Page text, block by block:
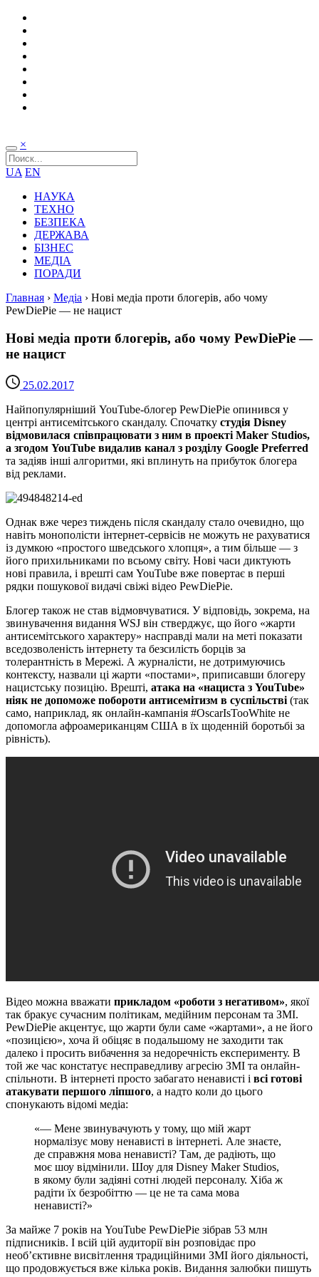
×
UA EN
НАУКА
ТЕХНО
БЕЗПЕКА
ДЕРЖАВА
БІЗНЕС
МЕДІА
ПОРАДИ
Главная › Медіа › Нові медіа проти блогерів, або чому
PewDiePie — не нацист
Нові медіа проти блогерів, або чому PewDiePie —
не нацист
25.02.2017
Найпопулярніший YouTube-блогер PewDiePie опинився у
центрі антисемітського скандалу. Спочатку студія Disney
відмовилася співпрацювати з ним в проекті Maker Studios,
а згодом YouTube видалив канал з розділу Google Preferred
та задіяв інші алгоритми, які вплинуть на прибуток блогера
від реклами.
Однак вже через тиждень після скандалу стало очевидно, що
навіть монополісти інтернет-сервісів не можуть не рахуватися
із думкою «простого шведського хлопця», а тим більше — з
його прихильниками по всьому світу. Нові часи диктують
нові правила, і врешті сам YouTube вже повертає в перші
рядки пошукової видачі свіжі відео PewDiePie.
Блогер також не став відмовчуватися. У відповідь, зокрема, на
звинувачення видання WSJ він стверджує, що його «жарти
антисемітського характеру» насправді мали на меті показати
вседозволеність інтернету та безсилість борців за
толерантність в Мережі. А журналісти, не дотримуючись
контексту, назвали ці жарти «постами», приписавши блогеру
нацистську позицію. Врешті, атака на «нациста з YouTube»
ніяк не допоможе побороти антисемітизм в суспільстві(так
само, наприклад, як онлайн-кампанія #OscarIsTooWhite не
допомогла афроамериканцям США в їх щоденній боротьбі за
рівність).
Відео можна вважати прикладом «роботи з негативом», якої
так бракує сучасним політикам, медійним персонам та ЗМІ.
PewDiePie акцентує, що жарти були саме «жартами», а не його
«позицією», хоча й обіцяє в подальшому не заходити так
далеко і просить вибачення за недоречність експерименту. В
той же час констатує несправедливу агресію ЗМІ та онлайн-
спільноти. В інтернеті просто забагато ненависті і всі готові
атакувати першого ліпшого, а надто коли до цього
спонукають відомі медіа:
«— Мене звинувачують у тому, що мій жарт
нормалізує мову ненависті в інтернеті. Але знаєте,
де справжня мова ненависті? Там, де радіють, що
моє шоу відмінили. Шоу для Disney Maker Studios,
в якому були задіяні сотні людей персоналу. Хіба ж
радіти їх безробіттю — це не та сама мова
ненависті?»
За майже 7 років на YouTube PewDiePie зібрав 53 млн
підписників. І всій цій аудиторії він розповідає про
необ’єктивне висвітлення традиційними ЗМІ його діяльності,
що продовжується вже кілька років. Видання залюбки пишуть